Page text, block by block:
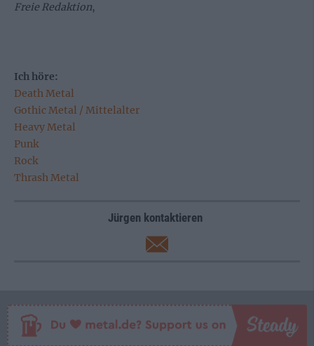
Freie Redaktion,
Ich höre:
Death Metal
Gothic Metal / Mittelalter
Heavy Metal
Punk
Rock
Thrash Metal
Jürgen kontaktieren